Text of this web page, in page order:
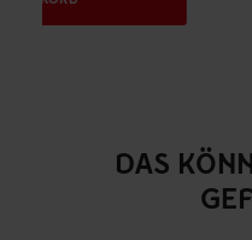
DAS